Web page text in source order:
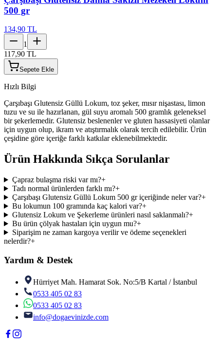
500 gr
134,90 TL
1
117,90 TL
Sepete Ekle
Hızlı Bilgi
Çarşıbaşı Glutensiz Güllü Lokum, toz şeker, mısır nişastası, limon
tuzu ve su ile hazırlanan, gül suyu aromalı 500 gramlık geleneksel
bir şekerlemedir. Glutensiz beslenenler ve gluten hassasiyeti olanlar
için uygun olup, ikram ve atıştırmalık olarak tercih edilebilir. Ürün
çeşidine göre içeriğe farklı katkılar eklenebilmektedir.
Ürün Hakkında Sıkça Sorulanlar
Çapraz bulaşma riski var mı?+
Tadı normal ürünlerden farklı mı?+
Çarşıbaşı Glutensiz Güllü Lokum 500 gr içeriğinde neler var?+
Bu lokumun 100 gramında kaç kalori var?+
Glutensiz Lokum ve Şekerleme ürünleri nasıl saklanmalı?+
Bu ürün çölyak hastaları için uygun mu?+
Siparişim ne zaman kargoya verilir ve ödeme seçenekleri
nelerdir?+
Yardım & Destek
Hürriyet Mah. Hamarat Sok. No:5/B Kartal / İstanbul
0533 405 02 83
0533 405 02 83
info@dogaevinizde.com